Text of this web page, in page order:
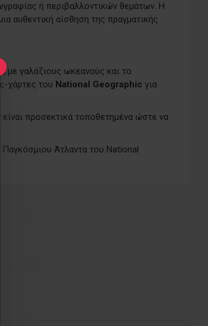
ή περιβαλλοντικών θεμάτων. Η
αυθεντική αίσθηση της πραγματικής
με γαλάζιους ωκεανούς και το
χάρτες του National Geographic για
προσεκτικά τοποθετημένα ώστε να
Άτλαντα του National